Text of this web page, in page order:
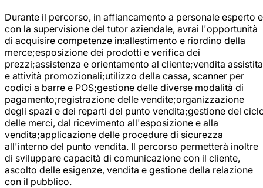
Durante il percorso, in affiancamento a personale esperto e
con la supervisione del tutor aziendale, avrai l'opportunità
di acquisire competenze in:allestimento e riordino della
merce;esposizione dei prodotti e verifica dei
prezzi;assistenza e orientamento al cliente;vendita assistita
e attività promozionali;utilizzo della cassa, scanner per
codici a barre e POS;gestione delle diverse modalità di
pagamento;registrazione delle vendite;organizzazione
degli spazi e dei reparti del punto vendita;gestione del
delle merci, dal ricevimento all'esposizione e alla
vendita;applicazione delle procedure di sicurezza
all'interno del punto vendita. Il percorso permetterà inoltre
di sviluppare capacità di comunicazione con il cliente,
ascolto delle esigenze, vendita e gestione della relazione
con il pubblico.